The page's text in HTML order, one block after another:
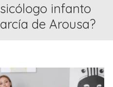
infanto
de Arousa?